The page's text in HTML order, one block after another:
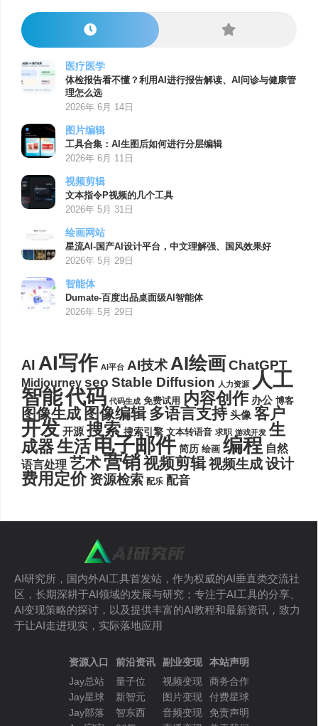
医疗医学
体检报告看不懂？利用AI进行报告解读、AI问诊与健康管
理怎么选
2026年 6月 14日
图片编辑
工具合集：AI生图后如何进行分层编辑
2026年 6月 11日
视频剪辑
文本指令P视频的几个工具
2026年 5月 31日
绘画网站
星流AI-国产AI设计平台，中文理解强、国风效果好
2026年 5月 29日
智能体
Dumate-百度出品桌面级AI智能体
2026年 5月 29日
AI AI写作 AI平台 AI技术AI绘画ChatGPT
Midjourney seo Stable Diffusion 人力资源 人工
智能代码 代码生成 免费试用 内容创作 办公 博客
图像生成 图像编辑 多语言支持 头像 客户
开发 开源 搜索 搜索引擎 文本转语音 求职 游戏开发 生
成器生活电子邮件 简历 绘画 编程 自然
语言处理 艺术营销视频剪辑视频生成设计
费用定价 资源检索 配乐 配音
AI研究所，国内外AI工具首发站，作为权威的AI垂直类交流社
区，长期深耕于AI领域的发展与研究；专注于AI工具的分享、
AI变现策略的探讨，以及提供丰富的AI教程和最新资讯，致力
于让AI走进现实，实际落地应用
资源入口
Jay总站
Jay星球
Jay部落
前沿资讯
量子位
新智元
智东西
副业变现
视频变现
图片变现
音频变现
本站声明
商务合作
付费星球
免责声明